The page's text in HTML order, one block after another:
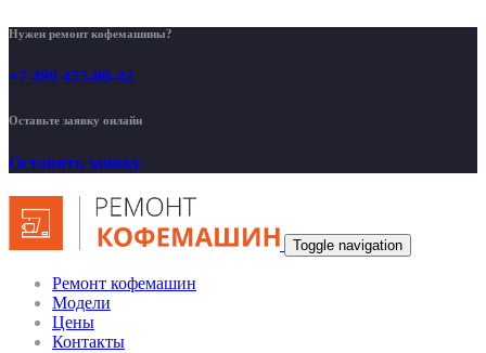
Нужен ремонт кофемашины?
+7 499 455-00-42
Оставьте заявку онлайн
Оставить заявку
Toggle navigation
Ремонт кофемашин
Модели
Цены
Контакты